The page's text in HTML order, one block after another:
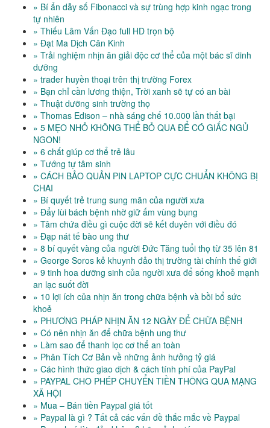
» Bí ẩn dẫy số Fibonacci và sự trùng hợp kinh ngạc trong
tự nhiên
» Thiếu Lâm Vấn Đạo full HD trọn bộ
» Đạt Ma Dịch Cân Kinh
» Trải nghiệm nhịn ăn giải độc cơ thể của một bác sĩ dinh
dưỡng
» trader huyền thoại trên thị trường Forex
» Bạn chỉ cần lương thiện, Trời xanh sẽ tự có an bài
» Thuật dưỡng sinh trường thọ
» Thomas Edison – nhà sáng chế 10.000 lần thất bại
» 5 MẸO NHỎ KHÔNG THỂ BỎ QUA ĐỂ CÓ GIẤC NGỦ
NGON!
» 6 chất giúp cơ thể trẻ lâu
» Tướng tự tâm sinh
» CÁCH BẢO QUẢN PIN LAPTOP CỰC CHUẨN KHÔNG BỊ
CHAI
» Bí quyết trẻ trung sung mãn của người xưa
» Đẩy lùi bách bệnh nhờ giữ ấm vùng bụng
» Tâm chứa điều gì cuộc đời sẽ kết duyên với điều đó
» Đạp nát tế bào ung thư
» 8 bí quyết vàng của người Đức Tăng tuổi thọ từ 35 lên 81
» George Soros kẻ khuynh đảo thị trường tài chính thế giới
» 9 tinh hoa dưỡng sinh của người xưa để sống khoẻ mạnh
an lạc suốt đời
» 10 lợi ích của nhịn ăn trong chữa bệnh và bồi bổ sức
khoẻ
» PHƯƠNG PHÁP NHỊN ĂN 12 NGÀY ĐỂ CHỮA BỆNH
» Có nên nhịn ăn để chữa bệnh ung thư
» Làm sao để thanh lọc cơ thể an toàn
» Phân Tích Cơ Bản về những ảnh hưởng tỷ giá
» Các hình thức giao dịch & cách tính phí của PayPal
» PAYPAL CHO PHÉP CHUYỂN TIỀN THÔNG QUA MẠNG
XÃ HỘI
» Mua – Bán tiền Paypal giá tốt
» Paypal là gì ? Tất cả các vấn đề thắc mắc về Paypal